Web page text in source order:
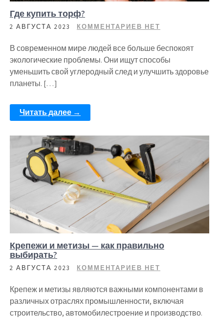
Где купить торф?
2 АВГУСТА 2023 КОММЕНТАРИЕВ НЕТ
В современном мире людей все больше беспокоят
экологические проблемы. Они ищут способы
уменьшить свой углеродный след и улучшить здоровье
планеты. […]
Читать далее →
Крепежи и метизы — как правильно
выбирать?
2 АВГУСТА 2023 КОММЕНТАРИЕВ НЕТ
Крепеж и метизы являются важными компонентами в
различных отраслях промышленности, включая
строительство, автомобилестроение и производство.